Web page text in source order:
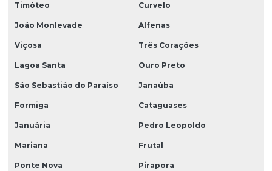
Timóteo Curvelo
João Monlevade Alfenas
Viçosa Três Corações
Lagoa Santa Ouro Preto
São Sebastião do Paraíso Janaúba
Formiga Cataguases
Januária Pedro Leopoldo
Mariana Frutal
Ponte Nova Pirapora